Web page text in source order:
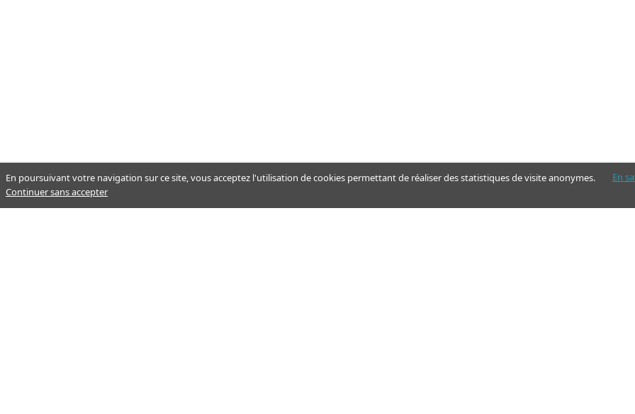
En poursuivant votre navigation sur ce site, vous acceptez l'utilisation de cookies permettant de réaliser des statistiques de visite anonymes.
En
Continuer sans accepter